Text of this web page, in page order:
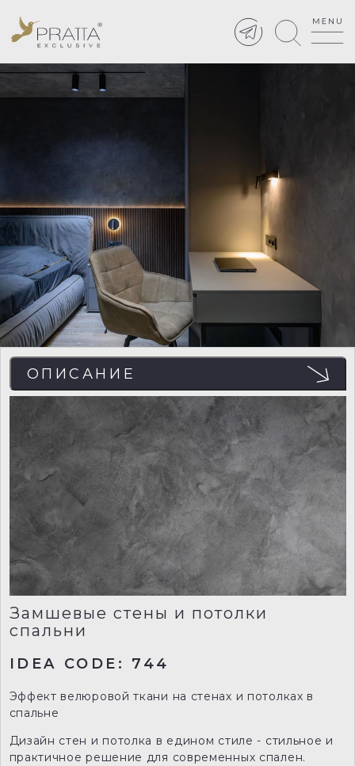
ОПИСАНИЕ
Замшевые стены и потолки
спальни
IDEA CODE: 744
Эффект велюровой ткани на стенах и потолках в
спальне
Дизайн стен и потолка в едином стиле - стильное и
практичное решение для современных спален.